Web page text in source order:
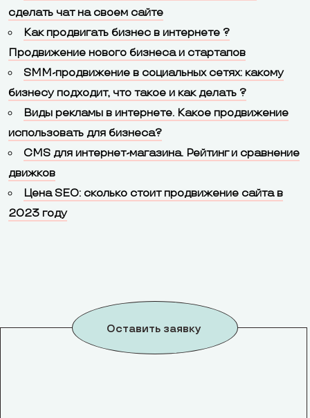
сделать чат на своем сайте
Как продвигать бизнес в интернете ?
Продвижение нового бизнеса и стартапов
SMM-продвижение в социальных сетях: какому
бизнесу подходит, что такое и как делать ?
Виды рекламы в интернете. Какое продвижение
использовать для бизнеса?
CMS для интернет-магазина. Рейтинг и сравнение
движков
Цена SEO: сколько стоит продвижение сайта в
2023 году
Оставить заявку